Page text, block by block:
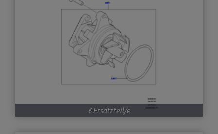
6 Ersatzteil/e